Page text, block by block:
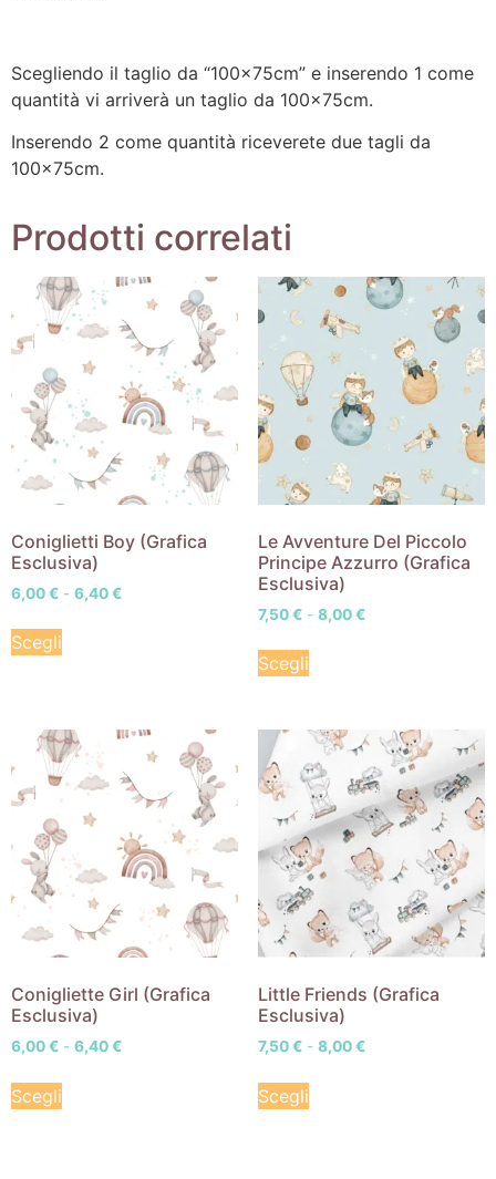
Scegliendo il taglio da “100x75cm” e inserendo 1 come
quantità vi arriverà un taglio da 100x75cm.
Inserendo 2 come quantità riceverete due tagli da
100x75cm.
Prodotti correlati
Coniglietti Boy (Grafica
Esclusiva)
6,00€ - 6,40€
Scegli
Le Avventure Del Piccolo
Principe Azzurro (Grafica
Esclusiva)
7,50€ - 8,00€
Scegli
Conigliette Girl (Grafica
Esclusiva)
6,00€ - 6,40€
Scegli
Little Friends (Grafica
Esclusiva)
7,50€ - 8,00€
Scegli